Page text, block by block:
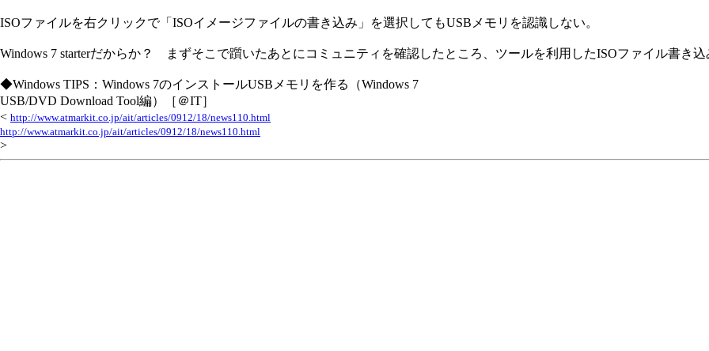
ISOファイルを右クリックで「ISOイメージファイルの書き込み」を選択してもUSBメモリを認識しない。
Windows 7 starterだからか？ まずそこで躓いたあとにコミュニティを確認したところ、ツールを利用したISOファイル書き込
◆Windows TIPS：Windows 7のインストールUSBメモリを作る（Windows 7
USB/DVD Download Tool編）［＠IT］
< http://www.atmarkit.co.jp/ait/articles/0912/18/news110.html
http://www.atmarkit.co.jp/ait/articles/0912/18/news110.html
>